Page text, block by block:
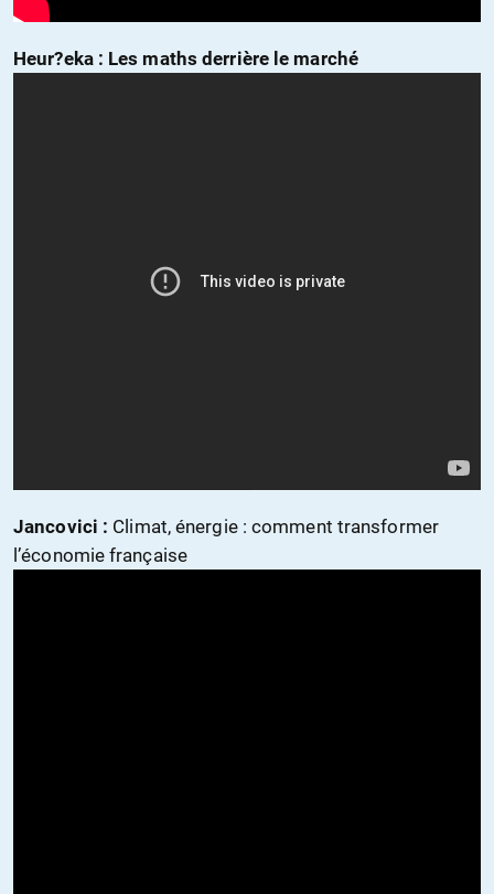
Heur?eka : Les maths derrière le marché
Jancovici : Climat, énergie : comment transformer
l’économie française